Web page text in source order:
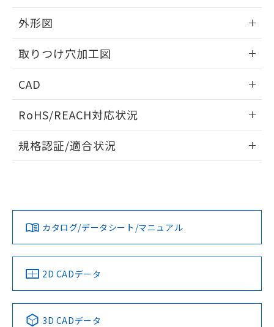
外形図
取りつけ穴加工図
CAD
ドすることができます。
ログイン/会員登録
ダウンロードデータをご利用いただく前に、以下を必ずお読
みください。
ソフトウェアの使用条件
RoHS/REACH対応状況
EU RoHS 注意事項・凡例
対応済み
中国 RoHS 注意事項・凡例
規格認証/適合状況
LR型式承認
（イギリス
船舶規格）
DNV型式承認
（ノルウェー
BV型式承認
（フランス
KR型式
（韓国
No No No No
カタログ/データシート/マニュアル
2D CADデータ
3D CADデータ
マイパーツ機能（部品リスト作成サー
ビス）をご利用いただくには、I-Web
メンバーズにご登録されている必要が
および当社の共同利用者が、当社の製
品・サービスに関するお客様との取
引・商談に必要な範囲で利用すること
をご了承ください。
指します。
※2 対応予定月
部品在庫の切り替え状況などにより、予定
月が前後することがあります。
※3 非含有証明書ダウンロード
下記の非含有証明書をダウンロードするこ
とができます。
また、RoHS指令のフタル酸エステル類４
物質の対応では、対応完了までの期間は出
荷製品に未対応品が混在することから備考
欄に対応日を記載しておりました。
既に当社にて対応品への在庫切替を完了
していることから、特段のことがない限
り、2022年1月12日より割愛しておりま
す。
「ｅ」：有害物質（10物質）のすべてが基
準値以下であることを示します。
「10」：通常の使用状況下において有害物
質が外部に漏えいし、環境に深刻な影響を
及ぼさない年数を意味します。
販売先および販売に係わる関係者が違
法に輸出するおそれがある場合は、取
合意する
白
情報を公開していない機種